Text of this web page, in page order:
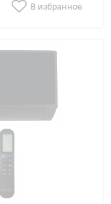
В избранное